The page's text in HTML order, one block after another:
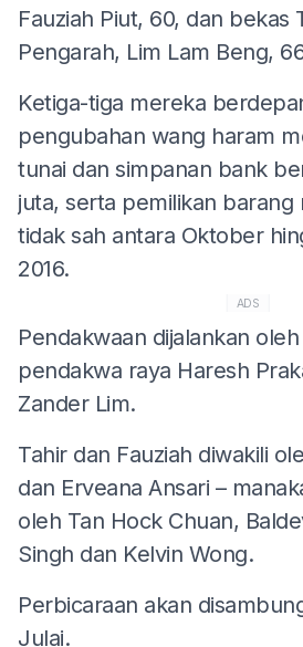
Fauziah Piut, 60, dan bekas
Pengarah, Lim Lam Beng,
Ketiga-tiga mereka
pengubahan wang haram
tunai dan simpanan bank
juta, serta pemilikan barang
tidak sah antara Oktober
2016.
ADS
Pendakwaan dijalankan
pendakwa raya Haresh
Zander Lim.
Tahir dan Fauziah diwakili
dan Erveana Ansari –
oleh Tan Hock Chuan,
Singh dan Kelvin Wong.
Perbicaraan akan
Julai.